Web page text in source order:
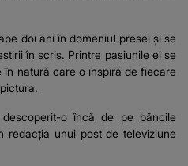
doi ani în domeniul presei și se
în scris. Printre pasiunile ei se
în natură care o inspiră de fiecare
o încă de pe băncile
redacția unui post de televiziune